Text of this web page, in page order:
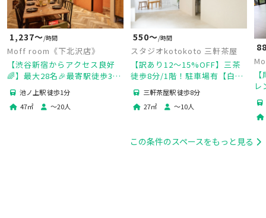
1,237〜/時間
Moff room《下北沢店》
【渋谷新宿からアクセス良好
🌈】最大28名🎉最寄駅徒歩30
秒🚶‍♂️カウンターキッチン🍳ゴ
ミ回収OP有🧹120㌅のスクリ
ーン🎥
池ノ上駅 徒歩1分
47㎡ 〜20人
550〜/時間
スタジオkotokoto 三軒茶屋
【訳あり12〜15%OFF】三茶
徒歩8分/1階！駐車場有【白壁
+撮影用背景2面・床3面】 | 作
品撮りや商品撮影・ママ会に最
適！
三軒茶屋駅 徒歩8分
27㎡ 〜10人
レ
この条件のスペースをもっと見る